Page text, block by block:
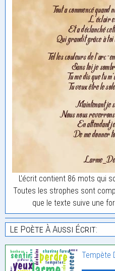
L'écrit contient 86 mots qui
Toutes les strophes sont
que le texte suive une
Le Poète À Aussi Écrit:
Tempète